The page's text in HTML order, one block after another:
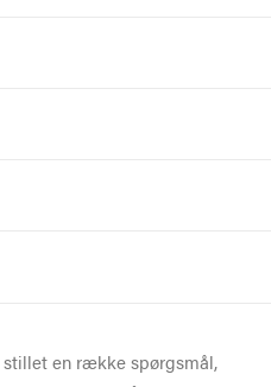
en række spørgsmål,